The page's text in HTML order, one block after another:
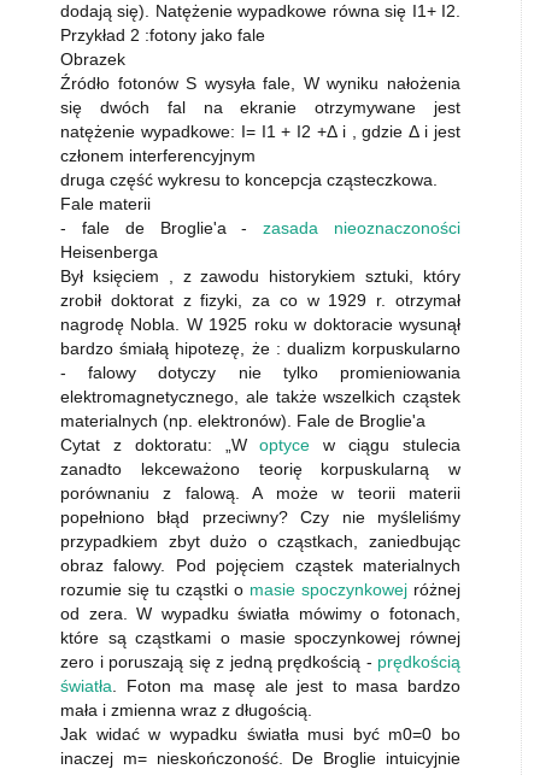
dodają się). Natężenie wypadkowe równa się I1+ I2.
Przykład 2 :fotony jako fale
Obrazek
Źródło fotonów S wysyła fale, W wyniku nałożenia
się dwóch fal na ekranie otrzymywane jest
natężenie wypadkowe: I= I1 + I2 +Δ i , gdzie Δ i jest
członem interferencyjnym
druga część wykresu to koncepcja cząsteczkowa.
Fale materii
- fale de Broglie'a -zasada nieoznaczoności
Heisenberga
Był księciem , z zawodu historykiem sztuki, który
zrobił doktorat z fizyki, za co w 1929 r. otrzymał
nagrodę Nobla. W 1925 roku w doktoracie wysunął
bardzo śmiałą hipotezę, że : dualizm korpuskularno
- falowy dotyczy nie tylko promieniowania
elektromagnetycznego, ale także wszelkich cząstek
materialnych (np. elektronów). Fale de Broglie'a
Cytat z doktoratu: „Woptyce w ciągu stulecia
zanadto lekceważono teorię korpuskularną w
porównaniu z falową. A może w teorii materii
popełniono błąd przeciwny? Czy nie myśleliśmy
przypadkiem zbyt dużo o cząstkach, zaniedbując
obraz falowy. Pod pojęciem cząstek materialnych
rozumie się tu cząstki o masie spoczynkowej różnej
od zera. W wypadku światła mówimy o fotonach,
które są cząstkami o masie spoczynkowej równej
zero i poruszają się z jedną prędkością - prędkością
światła . Foton ma masę ale jest to masa bardzo
mała i zmienna wraz z długością.
Jak widać w wypadku światła musi być m0=0 bo
inaczej m= nieskończoność. De Broglie intuicyjnie